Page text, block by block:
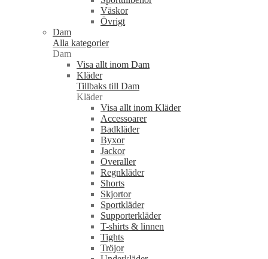
Väskor
Övrigt
Dam
Alla kategorier
Dam
Visa allt inom Dam
Kläder
Tillbaks till Dam
Kläder
Visa allt inom Kläder
Accessoarer
Badkläder
Byxor
Jackor
Overaller
Regnkläder
Shorts
Skjortor
Sportkläder
Supporterkläder
T-shirts & linnen
Tights
Tröjor